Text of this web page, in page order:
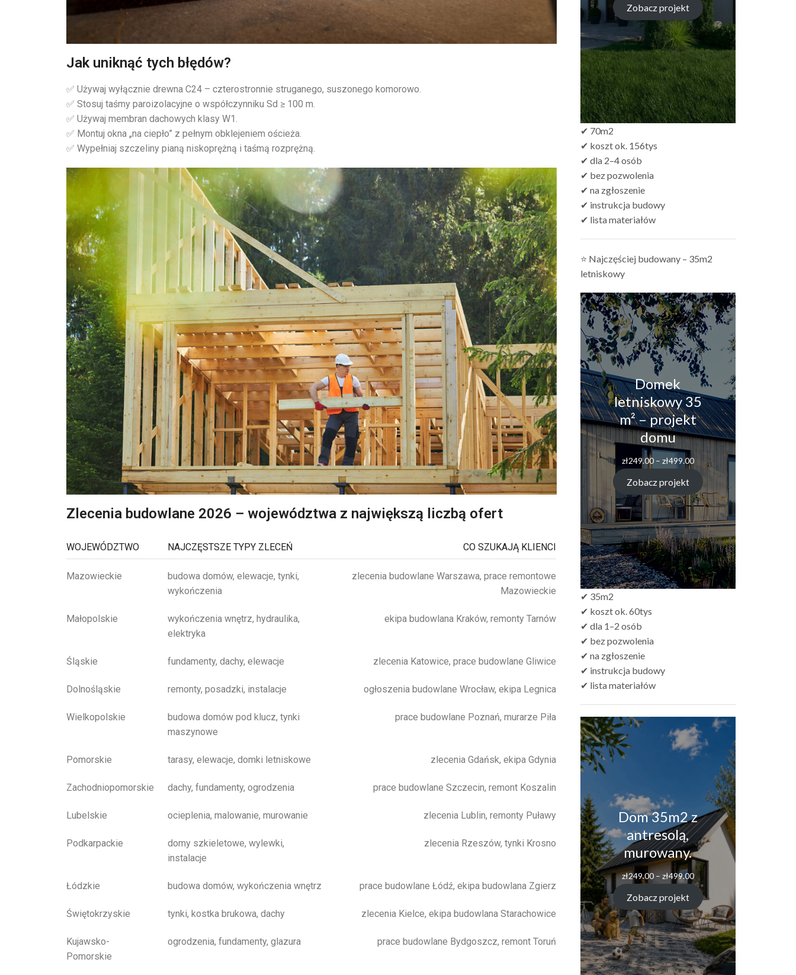
Jak uniknąć tych błędów?
✅ Używaj wyłącznie drewna C24 – czterostronnie struganego, suszonego komorowo.
✅ Stosuj taśmy paroizolacyjne o współczynniku Sd ≥ 100 m.
✅ Używaj membran dachowych klasy W1.
✅ Montuj okna „na ciepło” z pełnym obklejeniem ościeża.
✅ Wypełniaj szczeliny pianą niskoprężną i taśmą rozprężną.
Zlecenia budowlane 2026 – województwa z największą liczbą ofert
WOJEWÓDZTWO NAJCZĘSTSZE TYPY ZLECEŃ CO SZUKAJĄ KLIENCI
Mazowieckie
budowa domów, elewacje, tynki,
wykończenia
zlecenia budowlane Warszawa, prace remontowe
Mazowieckie
Małopolskie
wykończenia wnętrz, hydraulika,
elektryka
ekipa budowlana Kraków, remonty Tarnów
Śląskie fundamenty, dachy, elewacje zlecenia Katowice, prace budowlane Gliwice
Dolnośląskie remonty, posadzki, instalacje ogłoszenia budowlane Wrocław, ekipa Legnica
Wielkopolskie
budowa domów pod klucz, tynki
maszynowe
prace budowlane Poznań, murarze Piła
Pomorskie tarasy, elewacje, domki letniskowe zlecenia Gdańsk, ekipa Gdynia
Zachodniopomorskie dachy, fundamenty, ogrodzenia prace budowlane Szczecin, remont Koszalin
Lubelskie ocieplenia, malowanie, murowanie zlecenia Lublin, remonty Puławy
Podkarpackie
domy szkieletowe, wylewki,
instalacje
zlecenia Rzeszów, tynki Krosno
Łódzkie budowa domów, wykończenia wnętrz prace budowlane Łódź, ekipa budowlana Zgierz
Świętokrzyskie tynki, kostka brukowa, dachy zlecenia Kielce, ekipa budowlana Starachowice
Kujawsko-
Pomorskie
ogrodzenia, fundamenty, glazura prace budowlane Bydgoszcz, remont Toruń
Zobacz projekt
✔ 70m2
✔ koszt ok. 156tys
✔ dla 2–4 osób
✔ bez pozwolenia
✔ na zgłoszenie
✔ instrukcja budowy
✔ lista materiałów
⭐ Najczęściej budowany – 35m2
letniskowy
Domek
letniskowy 35
m² – projekt
domu
zł249.00 – zł499.00
Zobacz projekt
✔ 35m2
✔ koszt ok. 60tys
✔ dla 1–2 osób
✔ bez pozwolenia
✔ na zgłoszenie
✔ instrukcja budowy
✔ lista materiałów
Dom 35m2 z
antresolą,
murowany.
zł249.00 – zł499.00
Zobacz projekt